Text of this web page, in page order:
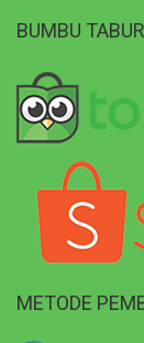
BUMBU
METODE